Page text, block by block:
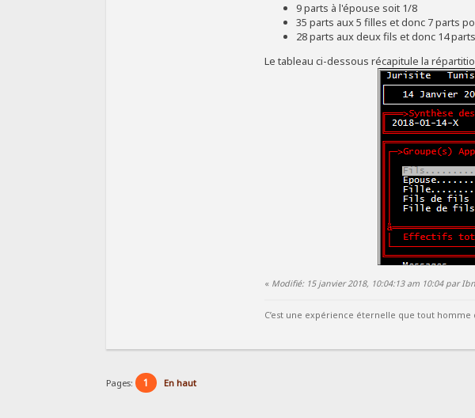
9 parts à l'épouse soit 1/8
35 parts aux 5 filles et donc 7 parts
28 parts aux deux fils et donc 14
Le tableau ci-dessous récapitule la
« Modifié: 15 janvier 2018, 10:04:13 am 10:04 par
C’est une expérience éternelle que tout homme
Pages: 1 En haut